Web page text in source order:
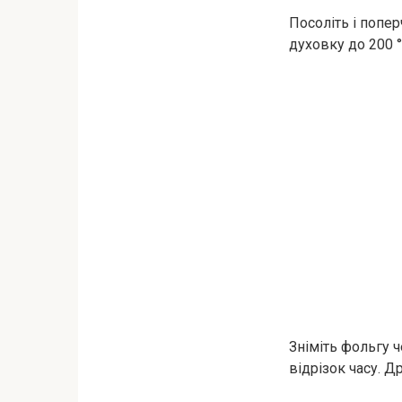
Посоліть і
духовку до 200
Зніміть фольгу
відрізок часу.